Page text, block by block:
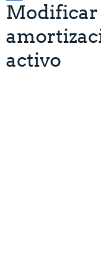
Modificar
activo
Share